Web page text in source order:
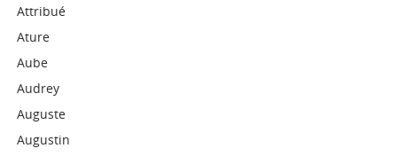
Attribué
Ature
Aube
Audrey
Auguste
Augustin